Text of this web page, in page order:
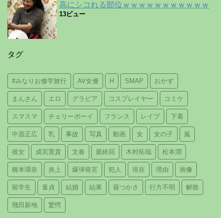
高にシコれる部位ｗｗｗｗｗｗｗｗｗｗｗ
13ビュー
タグ
#みなりお修学旅行 AV女優 H SMAP おかず
まんさん エロ グラビア コスプレイヤー コミケ
スマスマ チェリーボーイ フランス レイプ 下着
中居正広 乳 事故 写真 動画 女 女の子 嵐
彼女 成宮寛貴 文春 最終回 木村拓哉 松本潤
橋本環奈 炎上 爆弾発言 犯人 現在 理由 画像
留学生 童貞 結婚 結果 葵つかさ 行方不明 解散
飛田新地 驚愕